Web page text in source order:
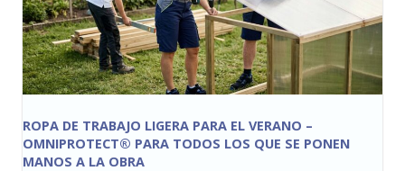
ROPA DE TRABAJO LIGERA PARA EL VERANO –
OMNIPROTECT® PARA TODOS LOS QUE SE PONEN
MANOS A LA OBRA